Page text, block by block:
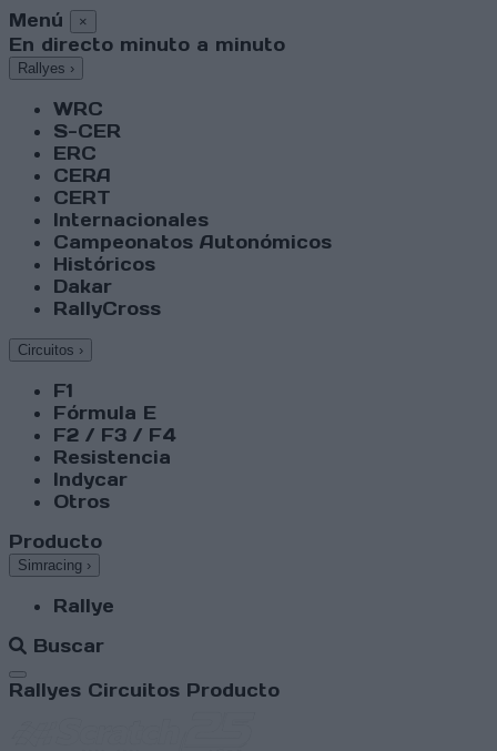
Menú ×
En directo minuto a minuto
Rallyes ›
WRC
S-CER
ERC
CERA
CERT
Internacionales
Campeonatos Autonómicos
Históricos
Dakar
RallyCross
Circuitos ›
F1
Fórmula E
F2 / F3 / F4
Resistencia
Indycar
Otros
Producto
Simracing ›
Rallye
Buscar
Abrir menú
Rallyes Circuitos Producto